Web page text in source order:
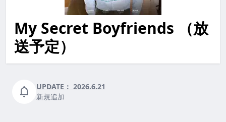
My Secret Boyfriends （放
送予定）
my secret boyfriends MySecretBoyfriends
UPDATE： 2026.6.21
新規追加